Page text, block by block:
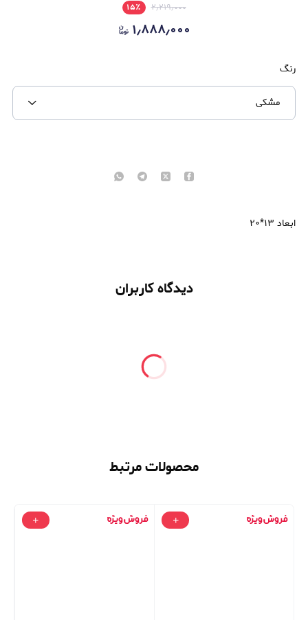
۲٫۲۱۹٫۰۰۰ ۱۵٪
۱٫۸۸۸٫۰۰۰
رنگ
مشکی
ابعاد ۱۳*۲۰
دیدگاه کاربران
محصولات مرتبط